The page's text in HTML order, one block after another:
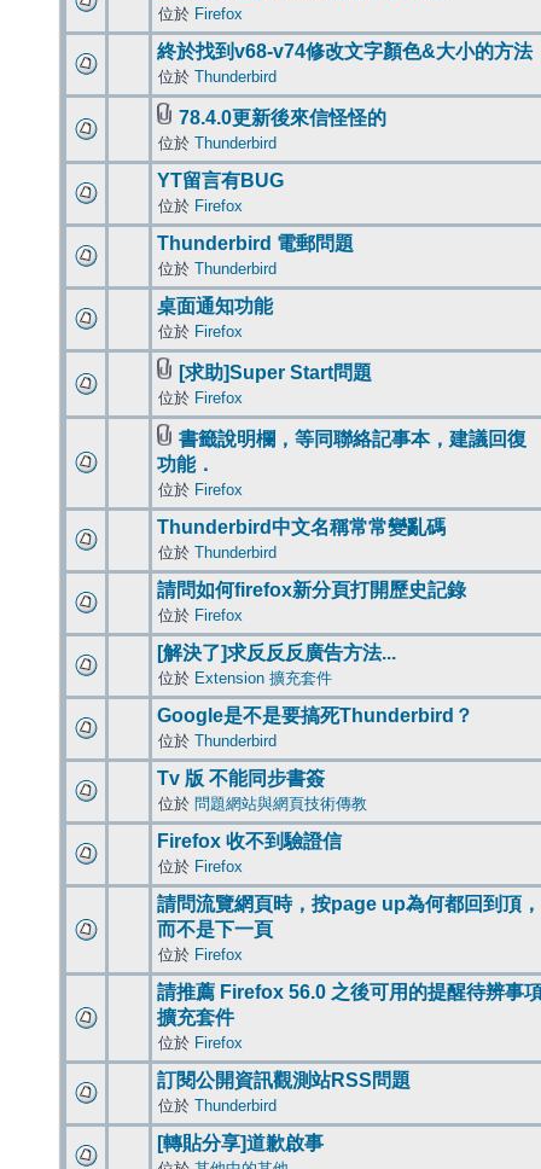
位於 Firefox
終於找到v68-v74修改文字顏色&大小的方法
位於 Thunderbird
78.4.0更新後來信怪怪的
位於 Thunderbird
YT留言有BUG
位於 Firefox
Thunderbird 電郵問題
位於 Thunderbird
桌面通知功能
位於 Firefox
[求助]Super Start問題
位於 Firefox
書籤說明欄，等同聯絡記事本，建議回復
功能．
位於 Firefox
Thunderbird中文名稱常常變亂碼
位於 Thunderbird
請問如何firefox新分頁打開歷史記錄
位於 Firefox
[解決了]求反反反廣告方法...
位於 Extension 擴充套件
Google是不是要搞死Thunderbird？
位於 Thunderbird
Tv 版 不能同步書簽
位於 問題網站與網頁技術傳教
Firefox 收不到驗證信
位於 Firefox
請問流覽網頁時，按page up為何都回到頂，
而不是下一頁
位於 Firefox
請推薦 Firefox 56.0 之後可用的提醒待辨事
擴充套件
位於 Firefox
訂閱公開資訊觀測站RSS問題
位於 Thunderbird
[轉貼分享]道歉啟事